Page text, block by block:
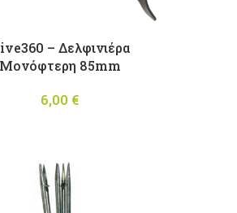
– Δελφινιέρα
Μονόφτερη 85mm
6,00 €